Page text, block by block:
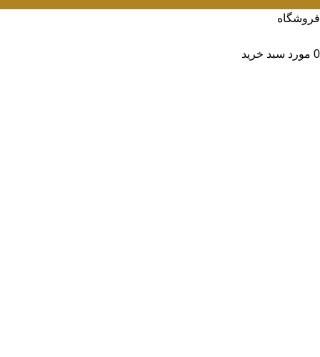
فروشگاه
0 مورد سبد خرید